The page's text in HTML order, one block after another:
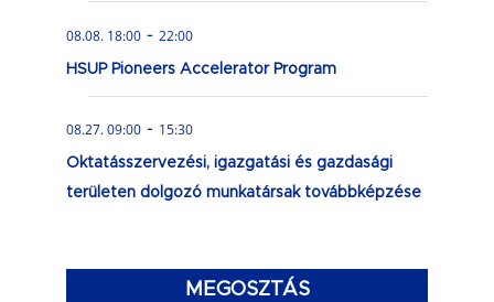
08.08. 18:00 - 22:00
HSUP Pioneers Accelerator Program
08.27. 09:00 - 15:30
Oktatásszervezési, igazgatási és gazdasági
területen dolgozó munkatársak továbbképzése
MEGOSZTÁS